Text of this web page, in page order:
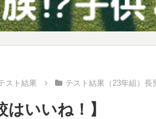
スト結果 テスト結果（23年組）長
はいいね！】